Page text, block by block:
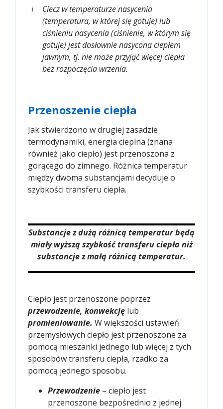
i
Ciecz w temperaturze nasycenia
(temperatura, w której się gotuje) lub
ciśnieniu nasycenia (ciśnienie, w którym się
gotuje) jest dosłownie nasycona ciepłem
jawnym, tj. nie może przyjąć więcej ciepła
bez rozpoczęcia wrzenia.
Przenoszenie ciepła
Jak stwierdzono w drugiej zasadzie
termodynamiki, energia cieplna (znana
również jako ciepło) jest przenoszona z
gorącego do zimnego. Różnica temperatur
między dwoma substancjami decyduje o
szybkości transferu ciepła.
Substancje z dużą różnicą temperatur będą
miały wyższą szybkość transferu ciepła niż
substancje z małą różnicą temperatur.
Ciepło jest przenoszone poprzez
przewodzenie, konwekcję lub
promieniowanie. W większości ustawień
przemysłowych ciepło jest przenoszone za
pomocą mieszanki jednego lub więcej z tych
sposobów transferu ciepła, rzadko za
pomocą jednego sposobu.
Przewodzenie – ciepło jest
przenoszone bezpośrednio z jednej